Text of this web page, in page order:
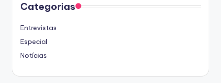
Categorias
Entrevistas
Especial
Notícias